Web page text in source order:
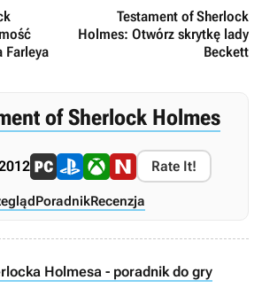
Farleya
Testament of Sherlock
Holmes: Otwórz skrytkę lady
Beckett
of Sherlock Holmes
Rate It!
PoradnikRecenzja
Holmesa - poradnik do gry